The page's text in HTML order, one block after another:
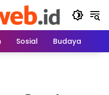
Sosial Budaya